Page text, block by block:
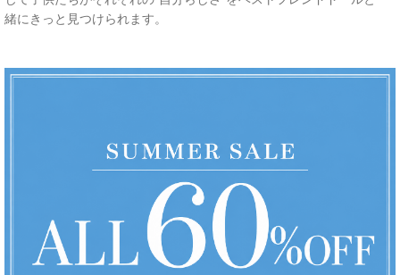
緒にきっと見つけられます。